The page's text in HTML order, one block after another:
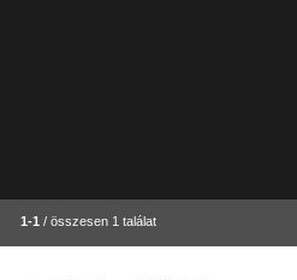
1-1 / összesen 1 találat